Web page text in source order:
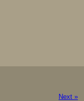
Next »